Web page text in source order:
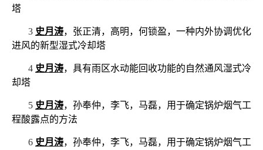
塔
3 史月涛，张正清，高明，何锁盈，一种内外协调优化
进风的新型湿式冷却塔
4 史月涛，具有雨区水动能回收功能的自然通风湿式冷
却塔
5 史月涛，孙奉仲，李飞，马磊，用于确定锅炉烟气工
程酸露点的方法
6 史月涛，孙奉仲，李飞，马磊，用于确定锅炉烟气工